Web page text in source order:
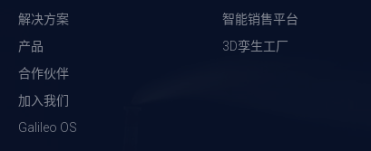
解决方案
产品
合作伙伴
加入我们
Galileo OS
智能销售平台
3D孪生工厂